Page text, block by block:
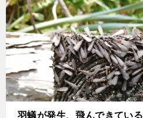
羽蟻が発生、飛んできている